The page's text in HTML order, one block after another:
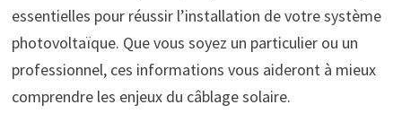
essentielles pour réussir l’installation de votre système
photovoltaïque. Que vous soyez un particulier ou un
professionnel, ces informations vous aideront à mieux
comprendre les enjeux du câblage solaire.